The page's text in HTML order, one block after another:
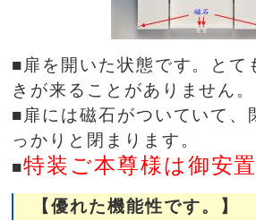
■扉を開いた状態です。とて
きが来ることがありません。
■扉には磁石がついていて、
っかりと閉まります。
■特装ご本尊様は御安
【優れた機能性です。】